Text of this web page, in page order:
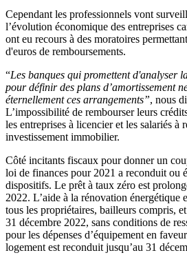
Cependant les professionnels vont
l’évolution économique des entreprises
ont eu recours à des moratoires
d'euros de remboursements.
“Les banques qui promettent d'analyser
pour définir des plans d’amortissement
éternellement ces arrangements”, nous
L’impossibilité de rembourser leurs
les entreprises à licencier et les salariés à
investissement immobilier.
Côté incitants fiscaux pour donner un
loi de finances pour 2021 a reconduit ou
dispositifs. Le prêt à taux zéro est
2022. L’aide à la rénovation énergétique
tous les propriétaires, bailleurs compris,
31 décembre 2022, sans conditions de
pour les dépenses d’équipement en
logement est reconduit jusqu’au 31